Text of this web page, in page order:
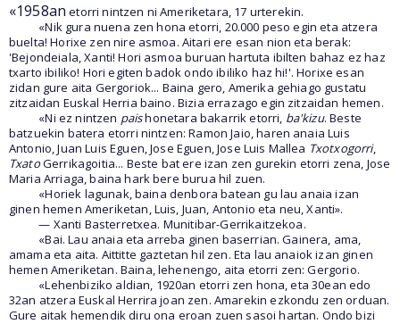
«1958an etorri nintzen ni Ameriketara, 17 urterekin.
«Nik gura nuena zen hona etorri, 20.000 peso egin eta atzera
buelta! Horixe zen nire asmoa. Aitari ere esan nion eta berak:
'Bejondeiala, Xanti! Hori asmoa buruan hartuta ibilten bahaz ez haz
txarto ibiliko! Hori egiten badok ondo ibiliko haz hi!'. Horixe esan
zidan gure aita Gergoriok... Baina gero, Amerika gehiago gustatu
zitzaidan Euskal Herria baino. Bizia errazago egin zitzaidan hemen.
«Ni ez nintzen paishonetara bakarrik etorri, ba'kizu. Beste
batzuekin batera etorri nintzen: Ramon Jaio, haren anaia Luis
Antonio, Juan Luis Eguen, Jose Eguen, Jose Luis Mallea Txotxogorri,
TxatoGerrikagoitia... Beste bat ere izan zen gurekin etorri zena, Jose
Maria Arriaga, baina hark bere burua hil zuen.
«Horiek lagunak, baina denbora batean gu lau anaia izan
ginen hemen Ameriketan, Luis, Juan, Antonio eta neu, Xanti».
— Xanti Basterretxea. Munitibar-Gerrikaitzekoa.
«Bai. Lau anaia eta arreba ginen baserrian. Gainera, ama,
amama eta aita. Aittitte gaztetan hil zen. Eta lau anaiok izan ginen
hemen Ameriketan. Baina, lehenengo, aita etorri zen: Gergorio.
«Lehenbiziko aldian, 1920an etorri zen hona, eta 30ean edo
32an atzera Euskal Herrira joan zen. Amarekin ezkondu zen orduan.
Gure aitak hemendik diru ona eroan zuen sasoi hartan. Ondo bizi